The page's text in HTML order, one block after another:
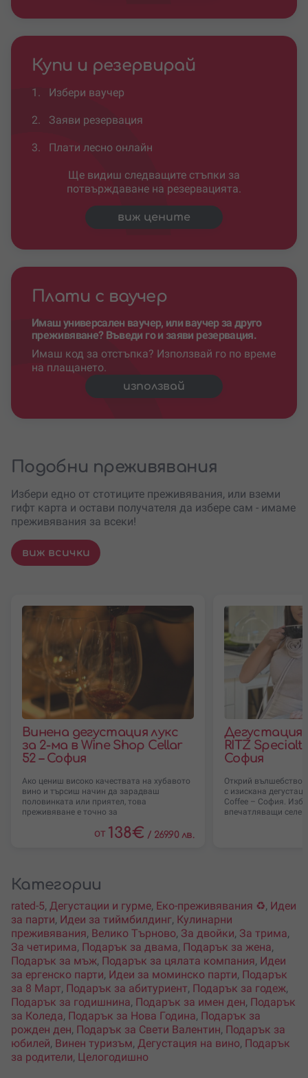
Купи и резервирай
1. Избери ваучер
2. Заяви резервация
3. Плати лесно онлайн
Ще видиш следващите стъпки за
потвърждаване на резервацията.
виж цените
Плати с ваучер
Имаш универсален ваучер, или ваучер за друго
преживяване? Въведи го и заяви резервация.
Имаш код за отстъпка? Използвай го по време
на плащането.
използвай
Подобни преживявания
Избери едно от стотиците преживявания, или вземи
гифт карта и остави получателя да избере сам - имаме
преживявания за всеки!
виж всички
Винена дегустация лукс
за 2-ма в Wine Shop Cellar
52 – София
Ако цениш високо качествата на хубавото
вино и търсиш начин да зарадваш
половинката или приятел, това
преживяване е точно за
от 138€ / 269.90 лв.
Дегустация
RITZ
София
Открий
с изискана
Coffee – София.
впечатляващи
Категории
rated-5, Дегустации и гурме, Еко-преживявания ♻️, Идеи
за парти, Идеи за тиймбилдинг, Кулинарни
преживявания, Велико Търново, За двойки, За трима,
За четирима, Подарък за двама, Подарък за жена,
Подарък за мъж, Подарък за цялата компания, Идеи
за ергенско парти, Идеи за моминско парти, Подарък
за 8 Март, Подарък за абитуриент, Подарък за годеж,
Подарък за годишнина, Подарък за имен ден, Подарък
за Коледа, Подарък за Нова Година, Подарък за
рожден ден, Подарък за Свети Валентин, Подарък за
юбилей, Винен туризъм, Дегустация на вино, Подарък
за родители, Целогодишно